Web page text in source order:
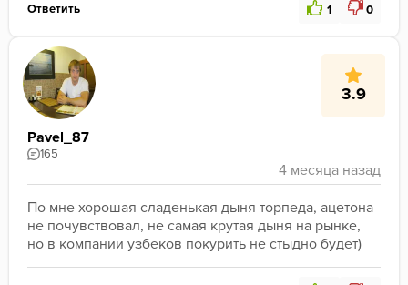
Ответить 1 0
3.9
Pavel_87
165
По мне хорошая сладенькая дыня торпеда, ацетона
не почувствовал, не самая крутая дыня на рынке,
но в компании узбеков покурить не стыдно будет)